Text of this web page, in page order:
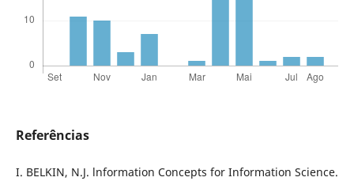
Referências
I. BELKIN, N.J. lnformation Concepts for Information Science.